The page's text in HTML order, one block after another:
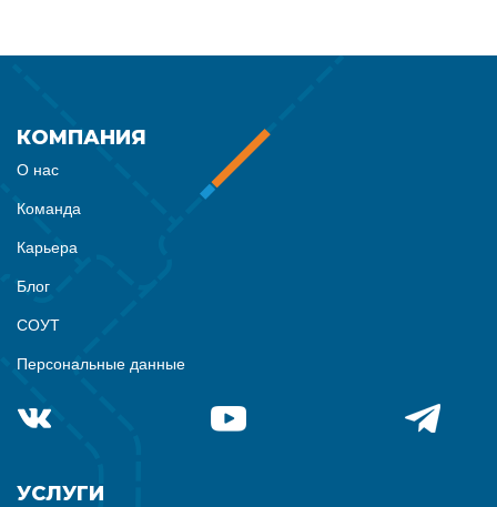
КОМПАНИЯ
О нас
Команда
Карьера
Блог
СОУТ
Персональные данные
УСЛУГИ